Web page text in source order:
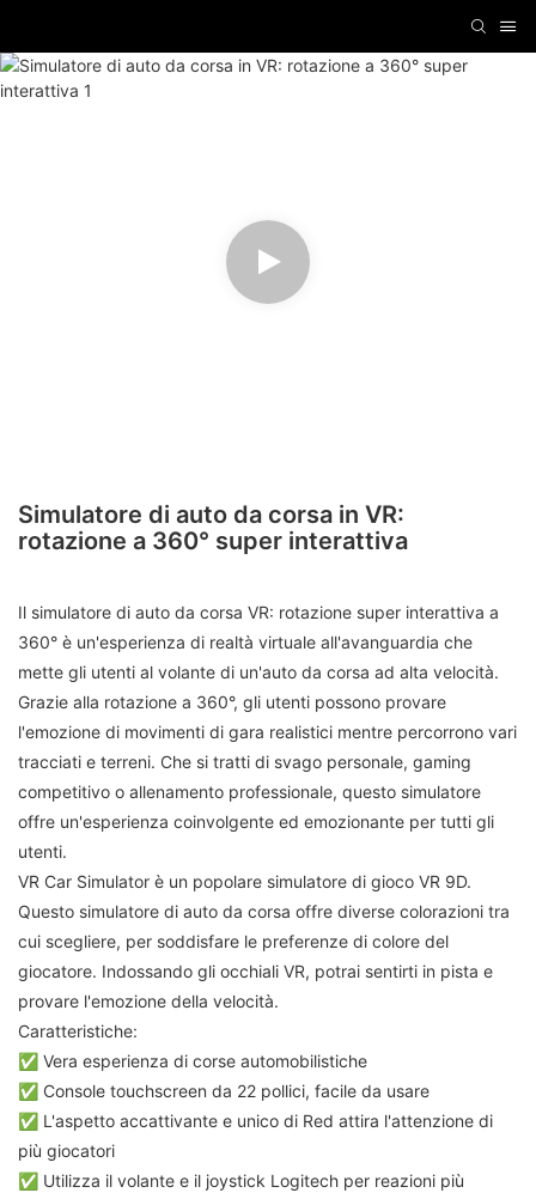
Simulatore di auto da corsa in VR:
rotazione a 360° super interattiva
Il simulatore di auto da corsa VR: rotazione super interattiva a
360° è un'esperienza di realtà virtuale all'avanguardia che
mette gli utenti al volante di un'auto da corsa ad alta velocità.
Grazie alla rotazione a 360°, gli utenti possono provare
l'emozione di movimenti di gara realistici mentre percorrono vari
tracciati e terreni. Che si tratti di svago personale, gaming
competitivo o allenamento professionale, questo simulatore
offre un'esperienza coinvolgente ed emozionante per tutti gli
utenti.
VR Car Simulator è un popolare simulatore di gioco VR 9D.
Questo simulatore di auto da corsa offre diverse colorazioni tra
cui scegliere, per soddisfare le preferenze di colore del
giocatore. Indossando gli occhiali VR, potrai sentirti in pista e
provare l'emozione della velocità.
Caratteristiche:
✅ Vera esperienza di corse automobilistiche
✅ Console touchscreen da 22 pollici, facile da usare
✅ L'aspetto accattivante e unico di Red attira l'attenzione di
più giocatori
✅ Utilizza il volante e il joystick Logitech per reazioni più